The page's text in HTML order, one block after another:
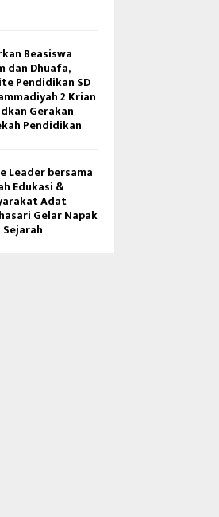
Beasiswa
dan Dhuafa,
Pendidikan SD
2 Krian
Gerakan
Pendidikan
Leader bersama
Edukasi &
Adat
Gelar Napak